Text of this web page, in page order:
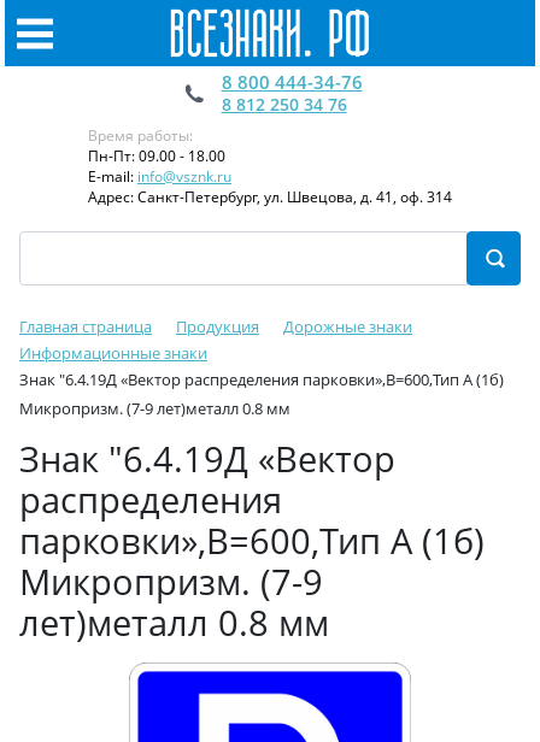
8 800 444-34-76
8 812 250 34 76
Время работы:
Пн-Пт: 09.00 - 18.00
E-mail: info@vsznk.ru
Адрес: Санкт-Петербург, ул. Швецова, д. 41, оф. 314
Главная страница Продукция
Дорожные знаки
Информационные знаки
Знак "6.4.19Д «Вектор распределения парковки»,B=600,Тип А (1б)
Микропризм. (7-9 лет)металл 0.8 мм
Знак "6.4.19Д «Вектор
распределения
парковки»,B=600,Тип А (1б)
Микропризм. (7-9
лет)металл 0.8 мм